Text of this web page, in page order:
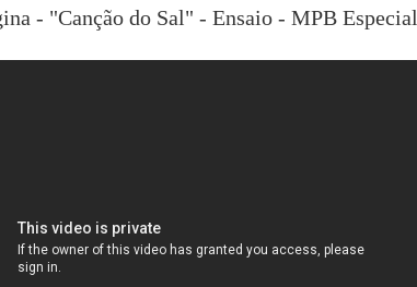
- "Canção do Sal" - Ensaio - MPB Especial